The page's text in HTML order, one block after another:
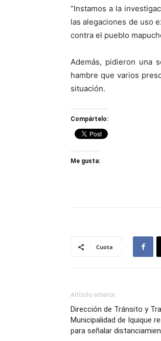
“Instamos a la
las alegaciones de uso
contra el pueblo
Además, pidieron una
hambre que varios
situación.
Compártelo:
Me gusta:
Cuota
Artículo anterior
Dirección de Tránsito y
Municipalidad de Iquique
para señalar